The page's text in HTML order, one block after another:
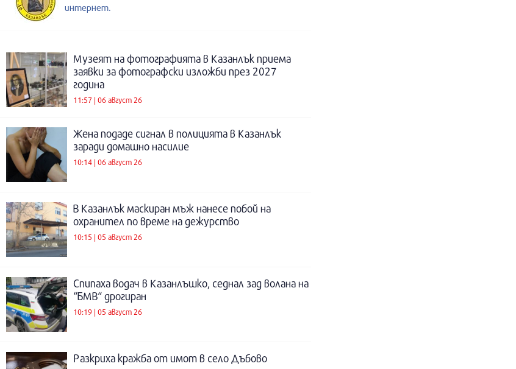
интернет.
Музеят на фотографията в Казанлък приема
заявки за фотографски изложби през 2027
година
11:57 | 06 август 26
Жена подаде сигнал в полицията в Казанлък
заради домашно насилие
10:14 | 06 август 26
В Казанлък маскиран мъж нанесе побой на
охранител по време на дежурство
10:15 | 05 август 26
Спипаха водач в Казанлъшко, седнал зад волана на
“БМВ“ дрогиран
10:19 | 05 август 26
Разкриха кражба от имот в село Дъбово